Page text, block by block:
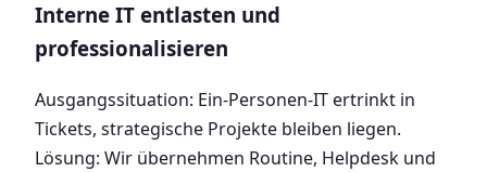
Interne IT entlasten und
professionalisieren
Ausgangssituation: Ein-Personen-IT ertrinkt in
Tickets, strategische Projekte bleiben liegen.
Lösung: Wir übernehmen Routine, Helpdesk und